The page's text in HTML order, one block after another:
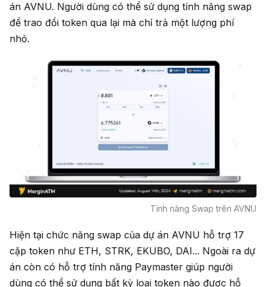
án AVNU. Người dùng có thể sử dụng tính năng swap
để trao đổi token qua lại mà chỉ trả một lượng phí
nhỏ.
Tính năng Swap trên AVNU
Hiện tại chức năng swap của dự án AVNU hỗ trợ 17
cặp token như ETH, STRK, EKUBO, DAI... Ngoài ra dự
án còn có hỗ trợ tính năng Paymaster giúp người
dùng có thể sử dụng bất kỳ loại token nào được hỗ